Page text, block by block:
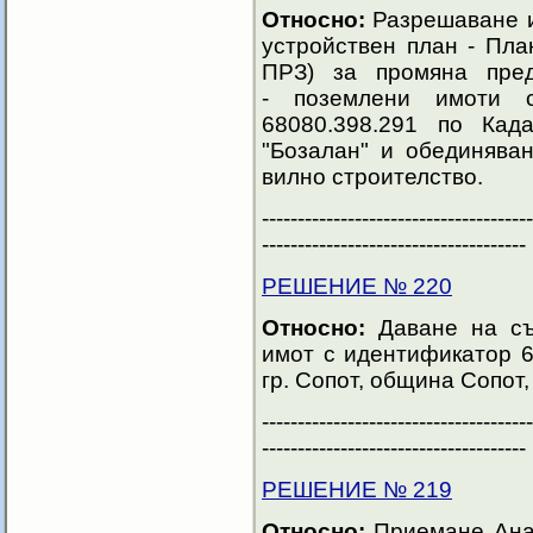
Относно: Разрешаване
устройствен план -
ПРЗ) за промяна
- поземлени имоти
68080.398.291 по
"Бозалан" и
вилно строителство.
-------------------------------------
РЕШЕНИЕ № 220
Относно: Даване на
имот с идентификатор
гр. Сопот, община
-------------------------------------
РЕШЕНИЕ № 219